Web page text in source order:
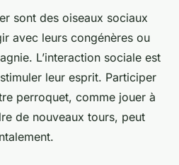
sont des oiseaux sociaux
avec leurs congénères ou
L’interaction sociale est
leur esprit. Participer
perroquet, comme jouer à
de nouveaux tours, peut